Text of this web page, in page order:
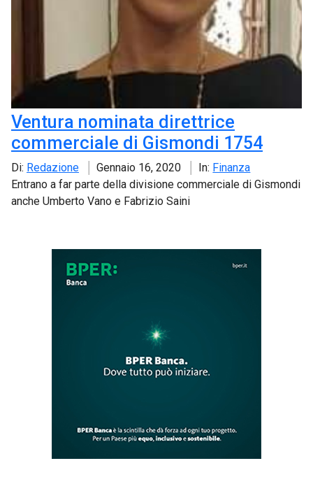
Ventura nominata direttrice
commerciale di Gismondi 1754
Di: Redazione Gennaio 16, 2020 In: Finanza
Entrano a far parte della divisione commerciale di Gismondi
anche Umberto Vano e Fabrizio Saini